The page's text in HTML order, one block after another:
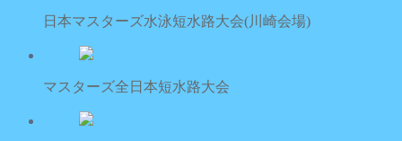
日本マスターズ水泳短水路大会(川崎会場)
マスターズ全日本短水路大会